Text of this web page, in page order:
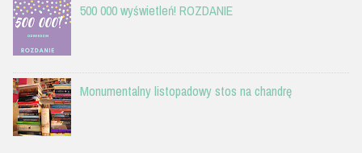
500 000 wyświetleń! ROZDANIE
Monumentalny listopadowy stos na chandrę